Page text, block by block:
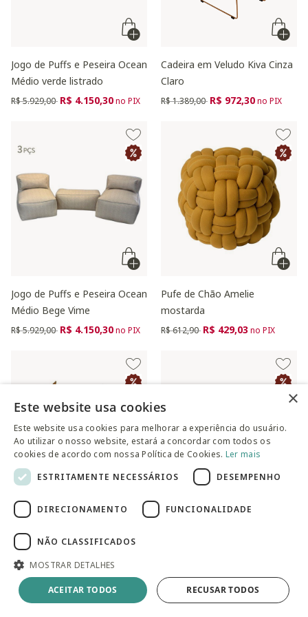
Jogo de Puffs e Peseira Ocean
Médio verde listrado
Preço reduzido de
R$ 5.929,00 para
R$ 4.150,30no PIX
Cadeira em Veludo Kiva Cinza
Claro
Preço reduzido de
R$ 1.389,00 para
R$ 972,30no PIX
Jogo de Puffs e Peseira Ocean
Médio Bege Vime
Preço reduzido de
R$ 5.929,00 para
R$ 4.150,30no PIX
Pufe de Chão Amelie
mostarda
Preço reduzido de
R$ 612,90 para
R$ 429,03no PIX
laranja
R$ 1.559,00R$ 1.091,30no PIX
×
Este website usa cookies
Este website usa cookies para melhorar a experiência do usuário.
Ao utilizar o nosso website, estará a concordar com todos os
cookies de acordo com nossa Política de Cookies. Ler mais
ESTRITAMENTE NECESSÁRIOS
DESEMPENHO
DIRECIONAMENTO FUNCIONALIDADE
NÃO CLASSIFICADOS
MOSTRAR DETALHES
ACEITAR TODOS RECUSAR TODOS